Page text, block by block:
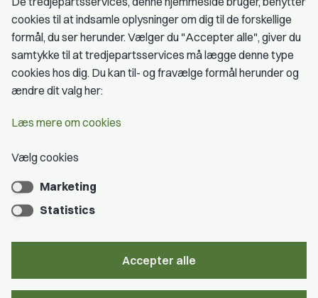
Medlemskab
Fordele som medlem
Kontingent
Bliv medlem
cookies til at indsamle oplysninger om dig til de forskellige
formål, du ser herunder. Vælger du "Accepter alle", giver du
samtykke til at tredjepartsservices må lægge denne type
cookies hos dig. Du kan til- og fravælge formål herunder og
ændre dit valg her:
Læs mere om cookies
Vælg cookies
Marketing
Statistics
Accepter alle